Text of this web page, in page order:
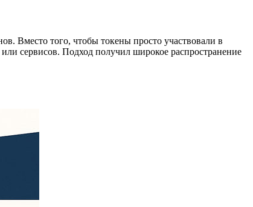
Вместо того, чтобы токены просто участвовали в
сервисов. Подход получил широкое распространение